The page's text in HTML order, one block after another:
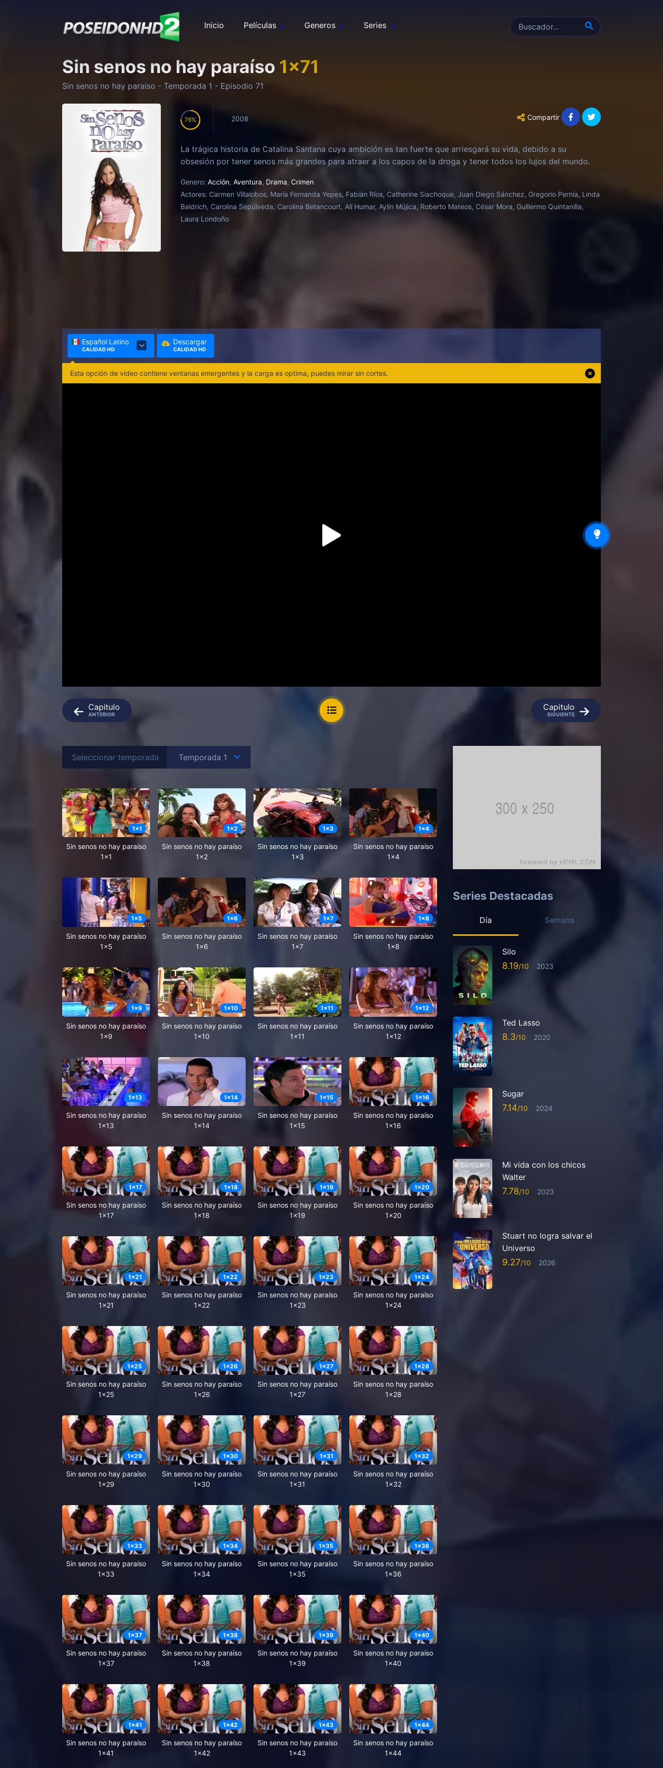
Inicio Películas Generos Series
Sin senos no hay paraíso 1x71
Sin senos no hay paraíso - Temporada 1 - Episodio 71
76 2008 Compartir
La trágica historia de Catalina Santana cuya ambición es tan fuerte que arriesgará su vida, debido a su
obsesión por tener senos más grandes para atraer a los capos de la droga y tener todos los lujos del mundo.
Genero: Acción, Aventura, Drama, Crimen
Actores: Carmen Villalobos, María Fernanda Yepes, Fabián Ríos, Catherine Siachoque, Juan Diego Sánchez, Gregorio Pernía, Linda
Baldrich, Carolina Sepúlveda, Carolina Betancourt, Alí Humar, Aylín Mújica, Roberto Mateos, César Mora, Guillermo Quintanilla,
Laura Londoño
Español Latino
CALIDAD HD
Descargar
CALIDAD HD
Esta opción de video contiene ventanas emergentes y la carga es optima, puedes mirar sin cortes.
Capitulo
ANTERIOR
Capitulo
SIGUIENTE
Seleccionar temporada
1x1
Sin senos no hay paraíso
1x1
1x2
Sin senos no hay paraíso
1x2
1x3
Sin senos no hay paraíso
1x3
1x4
Sin senos no hay paraíso
1x4
1x5
Sin senos no hay paraíso
1x5
1x6
Sin senos no hay paraíso
1x6
1x7
Sin senos no hay paraíso
1x7
1x8
Sin senos no hay paraíso
1x8
1x9
Sin senos no hay paraíso
1x9
1x10
Sin senos no hay paraíso
1x10
1x11
Sin senos no hay paraíso
1x11
1x12
Sin senos no hay paraíso
1x12
1x13
Sin senos no hay paraíso
1x13
1x14
Sin senos no hay paraíso
1x14
1x15
Sin senos no hay paraíso
1x15
1x16
Sin senos no hay paraíso
1x16
1x17
Sin senos no hay paraíso
1x17
1x18
Sin senos no hay paraíso
1x18
1x19
Sin senos no hay paraíso
1x19
1x20
Sin senos no hay paraíso
1x20
1x21
Sin senos no hay paraíso
1x21
1x22
Sin senos no hay paraíso
1x22
1x23
Sin senos no hay paraíso
1x23
1x24
Sin senos no hay paraíso
1x24
1x25
Sin senos no hay paraíso
1x25
1x26
Sin senos no hay paraíso
1x26
1x27
Sin senos no hay paraíso
1x27
1x28
Sin senos no hay paraíso
1x28
1x29
Sin senos no hay paraíso
1x29
1x30
Sin senos no hay paraíso
1x30
1x31
Sin senos no hay paraíso
1x31
1x32
Sin senos no hay paraíso
1x32
1x33
Sin senos no hay paraíso
1x33
1x34
Sin senos no hay paraíso
1x34
1x35
Sin senos no hay paraíso
1x35
1x36
Sin senos no hay paraíso
1x36
1x37
Sin senos no hay paraíso
1x37
1x38
Sin senos no hay paraíso
1x38
1x39
Sin senos no hay paraíso
1x39
1x40
Sin senos no hay paraíso
1x40
1x41
Sin senos no hay paraíso
1x41
1x42
Sin senos no hay paraíso
1x42
1x43
Sin senos no hay paraíso
1x43
1x44
Sin senos no hay paraíso
1x44
Series Destacadas
Día Semana
Silo
8.19 2023
Ted Lasso
8.3 2020
Sugar
7.14 2024
Mi vida con los chicos
Walter
7.78 2023
Stuart no logra salvar el
Universo
9.27 2026